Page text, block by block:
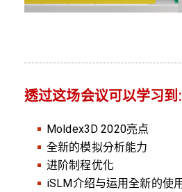
透过这场会议可以学习到:
Moldex3D 2020亮点
全新的模拟分析能力
进阶制程优化
iSLM介绍与运用全新的使